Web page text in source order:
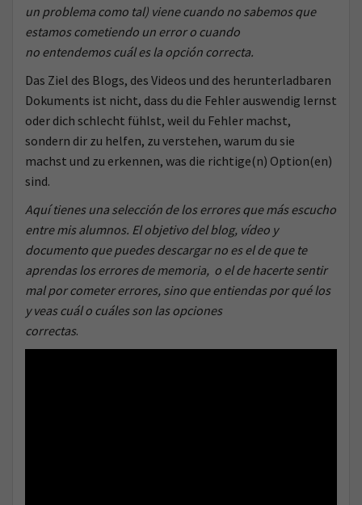
un problema como tal) viene cuando no sabemos que
estamos cometiendo un error o cuando
no entendemos cuál es la opción correcta.
Das Ziel des Blogs, des Videos und des herunterladbaren
Dokuments ist nicht, dass du die Fehler auswendig lernst
oder dich schlecht fühlst, weil du Fehler machst,
sondern dir zu helfen, zu verstehen, warum du sie
machst und zu erkennen, was die richtige(n) Option(en)
sind.
Aquí tienes una selección de los errores que más escucho
entre mis alumnos. El objetivo del blog, vídeo y
documento que puedes descargar no es el de que te
aprendas los errores de memoria, o el de hacerte sentir
mal porcometer errores, sino que entiendas por qué los
y veas cuál o cuáles son las opciones
correctas.